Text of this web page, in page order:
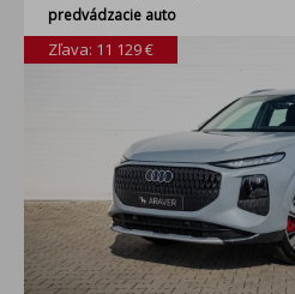
predvádzacie auto
Zľava: 11 129 €